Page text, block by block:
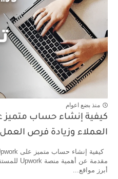
منذ بضع اعوام
العملاء وزيادة فرص العمل
أبرز مواقع...